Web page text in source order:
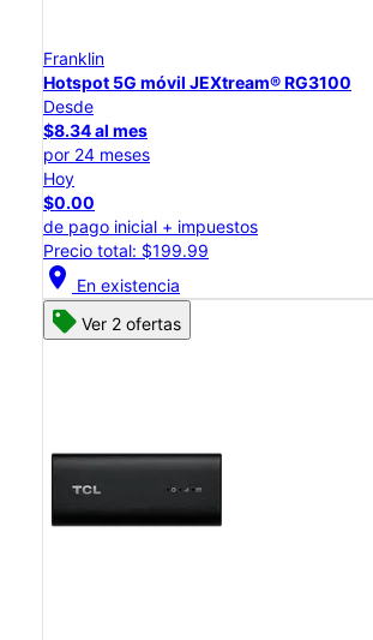
Franklin
Hotspot 5G móvil JEXtream® RG3100
Desde
$8.34 al mes
por 24 meses
Hoy
$0.00
de pago inicial + impuestos
Precio total: $199.99
location_on En existencia
Ver 2 ofertas